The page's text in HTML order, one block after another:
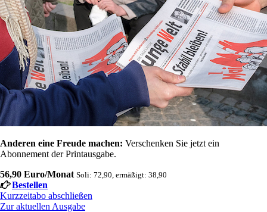
Anderen eine Freude machen: Verschenken Sie jetzt ein
Abonnement der Printausgabe.
56,90 Euro/Monat Soli: 72,90, ermäßigt: 38,90
Bestellen
Kurzzeitabo abschließen
Zur aktuellen Ausgabe